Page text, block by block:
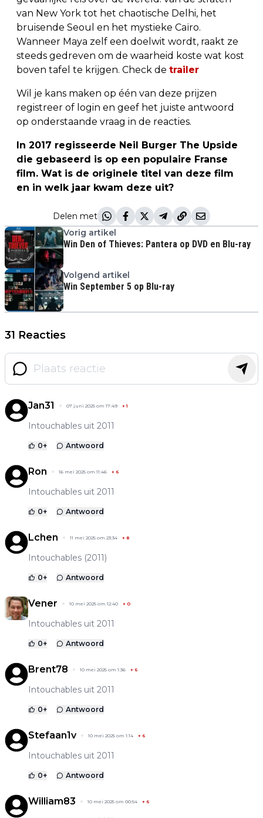
van New York tot het chaotische Delhi, het
bruisende Seoul en het mystieke Caïro.
Wanneer Maya zelf een doelwit wordt, raakt ze
steeds gedreven om de waarheid koste wat kost
boven tafel te krijgen. Check de trailer
Wil je kans maken op één van deze prijzen
registreer of login en geef het juiste antwoord
op onderstaande vraag in de reacties.
In 2017 regisseerde Neil Burger The Upside
die gebaseerd is op een populaire Franse
film. Wat is de originele titel van deze film
en in welk jaar kwam deze uit?
Delen met
Vorig artikel
Win Den of Thieves: Pantera op DVD en Blu-ray
Volgend artikel
Win September 5 op Blu-ray
31 Reacties
Jan31 07 juni 2025 om 17:49 +1
Intouchables uit 2011
0+ Antwoord
Ron 16 mei 2025 om 11:46 + 6
Intouchables uit 2011
0+ Antwoord
Lchen 11 mei 2025 om 23:34 + 8
Intouchables (2011)
0+ Antwoord
Vener 10 mei 2025 om 12:40 + 0
Intouchables uit 2011
0+ Antwoord
Brent78 10 mei 2025 om 1:36 + 6
Intouchables uit 2011
0+ Antwoord
Stefaan1v 10 mei 2025 om 1:14 + 6
Intouchables uit 2011
0+ Antwoord
William83 10 mei 2025 om 00:54 + 6